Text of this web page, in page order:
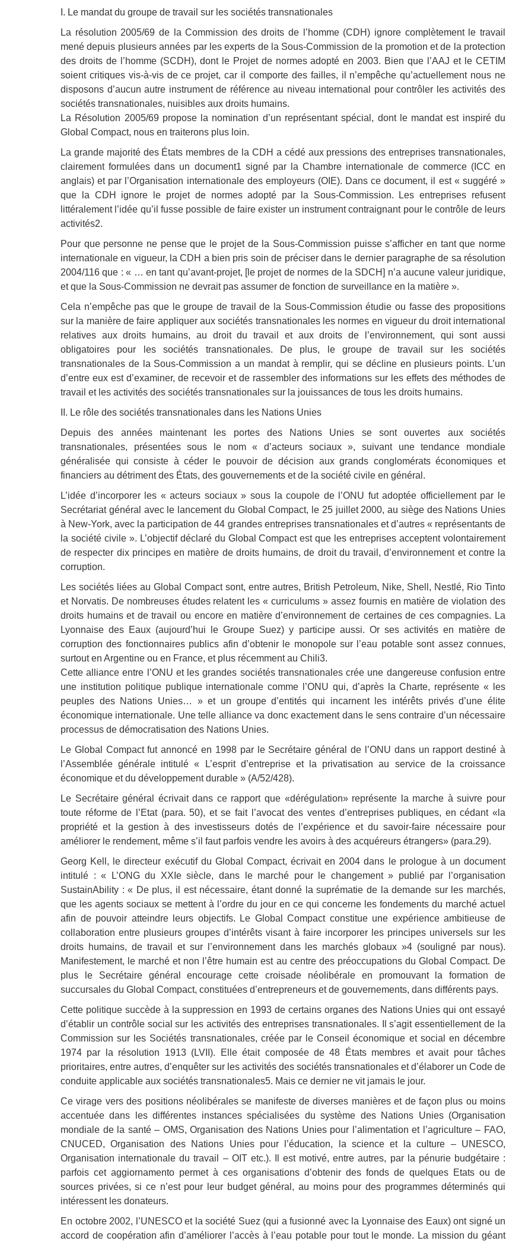
Droit au
développement
Par pays Argentine
Bolivie
Brésil
Chili
Colombie
Equateur
France
Guatemala
Haïti
Madagascar
Nigeria
Palestine
Pérou
Syrie
Turquie
Venezuela
Déclarations à l’ONU
Conférences
Archives à
disposition
I. Le mandat du groupe de travail sur les sociétés transnationales
La résolution 2005/69 de la Commission des droits de l’homme (CDH) ignore complètement le travail
mené depuis plusieurs années par les experts de la Sous-Commission de la promotion et de la protection
des droits de l’homme (SCDH), dont le Projet de normes adopté en 2003. Bien que l’AAJ et le CETIM
soient critiques vis-à-vis de ce projet, car il comporte des failles, il n’empêche qu’actuellement nous ne
disposons d’aucun autre instrument de référence au niveau international pour contrôler les activités des
sociétés transnationales, nuisibles aux droits humains.
La Résolution 2005/69 propose la nomination d’un représentant spécial, dont le mandat est inspiré du
Global Compact, nous en traiterons plus loin.
La grande majorité des États membres de la CDH a cédé aux pressions des entreprises transnationales,
clairement formulées dans un document1 signé par la Chambre internationale de commerce (ICC en
anglais) et par l’Organisation internationale des employeurs (OIE). Dans ce document, il est « suggéré »
que la CDH ignore le projet de normes adopté par la Sous-Commission. Les entreprises refusent
littéralement l’idée qu’il fusse possible de faire exister un instrument contraignant pour le contrôle de leurs
activités2.
Pour que personne ne pense que le projet de la Sous-Commission puisse s’afficher en tant que norme
internationale en vigueur, la CDH a bien pris soin de préciser dans le dernier paragraphe de sa résolution
2004/116 que : « … en tant qu’avant-projet, [le projet de normes de la SDCH] n’a aucune valeur juridique,
et que la Sous-Commission ne devrait pas assumer de fonction de surveillance en la matière ».
Cela n’empêche pas que le groupe de travail de la Sous-Commission étudie ou fasse des propositions
sur la manière de faire appliquer aux sociétés transnationales les normes en vigueur du droit international
relatives aux droits humains, au droit du travail et aux droits de l’environnement, qui sont aussi
obligatoires pour les sociétés transnationales. De plus, le groupe de travail sur les sociétés
transnationales de la Sous-Commission a un mandat à remplir, qui se décline en plusieurs points. L’un
d’entre eux est d’examiner, de recevoir et de rassembler des informations sur les effets des méthodes de
travail et les activités des sociétés transnationales sur la jouissances de tous les droits humains.
II. Le rôle des sociétés transnationales dans les Nations Unies
Depuis des années maintenant les portes des Nations Unies se sont ouvertes aux sociétés
transnationales, présentées sous le nom « d’acteurs sociaux », suivant une tendance mondiale
généralisée qui consiste à céder le pouvoir de décision aux grands conglomérats économiques et
financiers au détriment des États, des gouvernements et de la société civile en général.
L’idée d’incorporer les « acteurs sociaux » sous la coupole de l’ONU fut adoptée officiellement par le
Secrétariat général avec le lancement du Global Compact, le 25 juillet 2000, au siège des Nations Unies
à New-York, avec la participation de 44 grandes entreprises transnationales et d’autres « représentants de
la société civile ». L’objectif déclaré du Global Compact est que les entreprises acceptent volontairement
de respecter dix principes en matière de droits humains, de droit du travail, d’environnement et contre la
corruption.
Les sociétés liées au Global Compact sont, entre autres, British Petroleum, Nike, Shell, Nestlé, Rio Tinto
et Norvatis. De nombreuses études relatent les « curriculums » assez fournis en matière de violation des
droits humains et de travail ou encore en matière d’environnement de certaines de ces compagnies. La
Lyonnaise des Eaux (aujourd’hui le Groupe Suez) y participe aussi. Or ses activités en matière de
corruption des fonctionnaires publics afin d’obtenir le monopole sur l’eau potable sont assez connues,
surtout en Argentine ou en France, et plus récemment au Chili3.
Cette alliance entre l’ONU et les grandes sociétés transnationales crée une dangereuse confusion entre
une institution politique publique internationale comme l’ONU qui, d’après la Charte, représente « les
peuples des Nations Unies… » et un groupe d’entités qui incarnent les intérêts privés d’une élite
économique internationale. Une telle alliance va donc exactement dans le sens contraire d’un nécessaire
processus de démocratisation des Nations Unies.
Le Global Compact fut annoncé en 1998 par le Secrétaire général de l’ONU dans un rapport destiné à
l’Assemblée générale intitulé « L’esprit d’entreprise et la privatisation au service de la croissance
économique et du développement durable » (A/52/428).
Le Secrétaire général écrivait dans ce rapport que «dérégulation» représente la marche à suivre pour
toute réforme de l’Etat (para. 50), et se fait l’avocat des ventes d’entreprises publiques, en cédant «la
propriété et la gestion à des investisseurs dotés de l’expérience et du savoir-faire nécessaire pour
améliorer le rendement, même s’il faut parfois vendre les avoirs à des acquéreurs étrangers» (para.29).
Georg Kell, le directeur exécutif du Global Compact, écrivait en 2004 dans le prologue à un document
intitulé : « L’ONG du XXIe siècle, dans le marché pour le changement » publié par l’organisation
SustainAbility : « De plus, il est nécessaire, étant donné la suprématie de la demande sur les marchés,
que les agents sociaux se mettent à l’ordre du jour en ce qui concerne les fondements du marché actuel
afin de pouvoir atteindre leurs objectifs. Le Global Compact constitue une expérience ambitieuse de
collaboration entre plusieurs groupes d’intérêts visant à faire incorporer les principes universels sur les
droits humains, de travail et sur l’environnement dans les marchés globaux »4 (souligné par nous).
Manifestement, le marché et non l’être humain est au centre des préoccupations du Global Compact. De
plus le Secrétaire général encourage cette croisade néolibérale en promouvant la formation de
succursales du Global Compact, constituées d’entrepreneurs et de gouvernements, dans différents pays.
Cette politique succède à la suppression en 1993 de certains organes des Nations Unies qui ont essayé
d’établir un contrôle social sur les activités des entreprises transnationales. Il s’agit essentiellement de la
Commission sur les Sociétés transnationales, créée par le Conseil économique et social en décembre
1974 par la résolution 1913 (LVII). Elle était composée de 48 États membres et avait pour tâches
prioritaires, entre autres, d’enquêter sur les activités des sociétés transnationales et d’élaborer un Code de
conduite applicable aux sociétés transnationales5. Mais ce dernier ne vit jamais le jour.
Ce virage vers des positions néolibérales se manifeste de diverses manières et de façon plus ou moins
accentuée dans les différentes instances spécialisées du système des Nations Unies (Organisation
mondiale de la santé – OMS, Organisation des Nations Unies pour l’alimentation et l’agriculture – FAO,
CNUCED, Organisation des Nations Unies pour l’éducation, la science et la culture – UNESCO,
Organisation internationale du travail – OIT etc.). Il est motivé, entre autres, par la pénurie budgétaire :
parfois cet aggiornamento permet à ces organisations d’obtenir des fonds de quelques Etats ou de
sources privées, si ce n’est pour leur budget général, au moins pour des programmes déterminés qui
intéressent les donateurs.
En octobre 2002, l’UNESCO et la société Suez (qui a fusionné avec la Lyonnaise des Eaux) ont signé un
accord de coopération afin d’améliorer l’accès à l’eau potable pour tout le monde. La mission du géant